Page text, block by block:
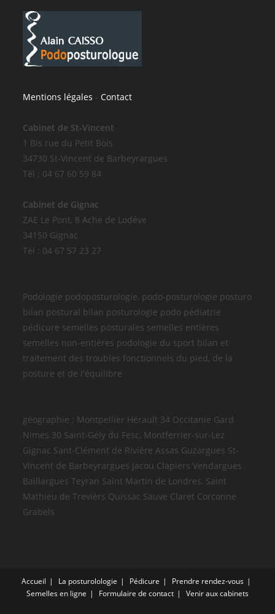
Mentions légales -Contact
Cabinet de St-Vincent
1 Bis rue du Petit Bois
34730 St-Vincent de Barbeyrargues
Tél : 04 67 60 59 84
Cabinet de Gignac
ZAE Le Pont, 8 Ache de Lodève
34150 Gignac
Tél : 04 67 57 23 27
Podologie podoposturologie, podo-posturologie posturo
bilan postural bilan posturologie podo pédiatrie
pédicure semelles posturales semelles entières
semelles non-entières podologie du sport bilan et
traitement des troubles fonctionnels du pied, de la
posture et de l'équilibre
géographie : Montpellier Hérault 34 Occitanie Gard
Nimes 30 Saint-Gély du Fesc, Montferrier-sur-Lez
Gignac Sant-Clément de Rivière Assas Guzargues St-
Vincent de Barbeyrargues Jacou Clapiers Vendargues
Baillargues Teyran Saint Martin de Londres, Saint
Mathieu de Trevièrs Quissac Sauve Claret Corconne
Grabels
Accueil La posturolologie Pédicure
Prendre rendez-vous
Semelles en ligne
Formulaire de contact Venir aux cabinets